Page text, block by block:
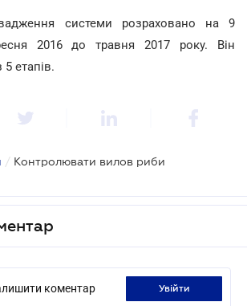
системи розраховано на 9
2016 до травня 2017 року. Він
етапів.
/ Контролювати вилов риби
коментар увійти